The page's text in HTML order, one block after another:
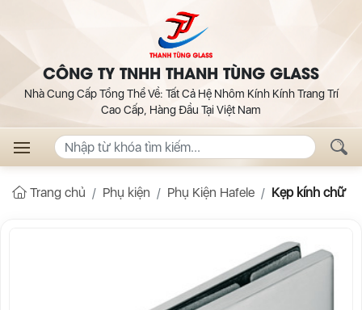
CÔNG TY TNHH THANH TÙNG GLASS
Nhà Cung Cấp Tổng Thể Về: Tất Cả Hệ Nhôm Kính Kính Trang Trí
Cao Cấp, Hàng Đầu Tại Việt Nam
Trang chủ Phụ kiện Phụ Kiện Hafele Kẹp kính chữ L